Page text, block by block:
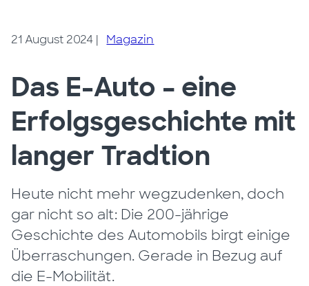
21 August 2024 | Magazin
Das E-Auto – eine
Erfolgsgeschichte mit
langer Tradtion
Heute nicht mehr wegzudenken, doch
gar nicht so alt: Die 200-jährige
Geschichte des Automobils birgt einige
Überraschungen. Gerade in Bezug auf
die E-Mobilität.